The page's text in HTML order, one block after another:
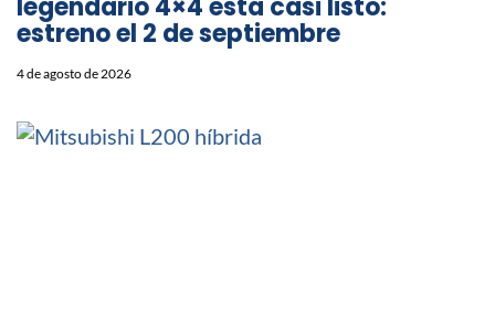
estreno el 2 de septiembre
4 de agosto de 2026